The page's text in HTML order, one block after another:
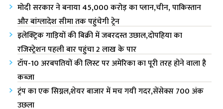
मोदी सरकार ने बनाया 45,000 करोड़ का प्लान,चीन, पाकिस्तान
और बांग्लादेश सीमा तक पहुंचेगी ट्रेन
इलेक्ट्रिक गाड़ियों की बिक्री में जबरदस्त उछाल,दोपहिया का
रजिस्ट्रेशन पहली बार पहुंचा 2 लाख के पार
टॉप-10 अरबपतियों की लिस्ट पर अमेरिका‌ का पूरी तरह होने वाला है
कब्जा
ट्रंप का एक सिग्नल,शेयर बाजार में मच गयी गदर,सेंसेक्स 700 अंक
उछला